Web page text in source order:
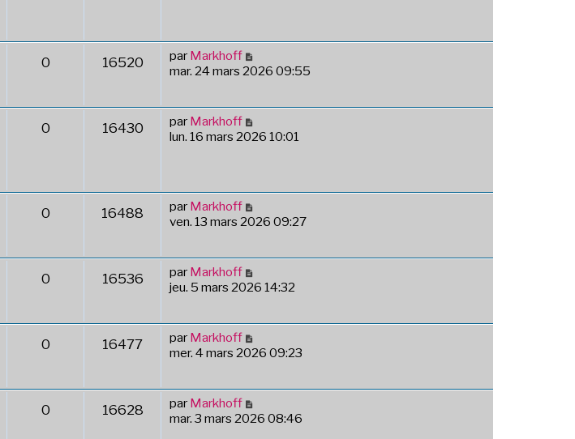
0 16520 par Markhoff
mar. 24 mars 2026 09:55
0 16430 par Markhoff
lun. 16 mars 2026 10:01
0 16488 par Markhoff
ven. 13 mars 2026 09:27
0 16536 par Markhoff
jeu. 5 mars 2026 14:32
0 16477 par Markhoff
mer. 4 mars 2026 09:23
0 16628 par Markhoff
mar. 3 mars 2026 08:46